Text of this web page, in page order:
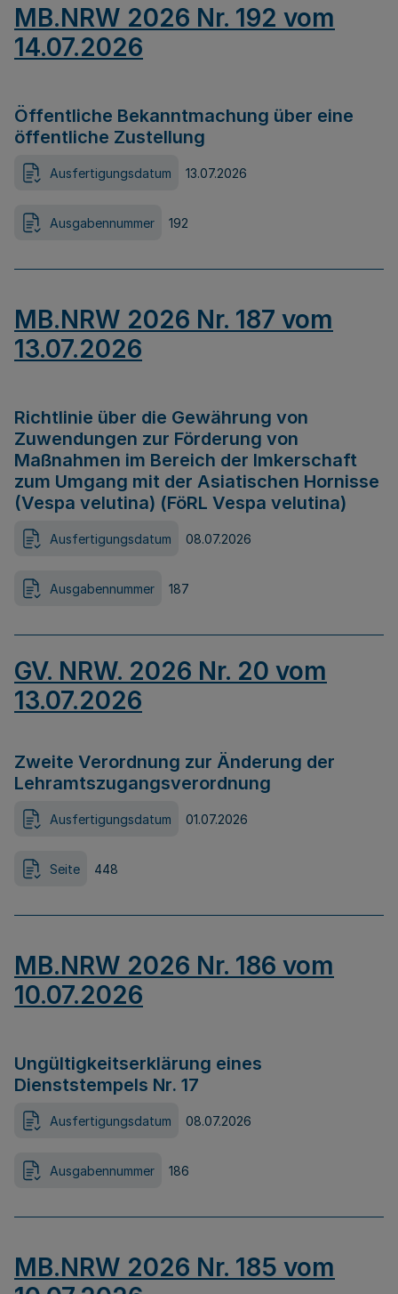
MB.NRW 2026 Nr. 192 vom
14.07.2026
Öffentliche Bekanntmachung über eine
öffentliche Zustellung
Ausfertigungsdatum 13.07.2026
Ausgabennummer 192
MB.NRW 2026 Nr. 187 vom
13.07.2026
Richtlinie über die Gewährung von
Zuwendungen zur Förderung von
Maßnahmen im Bereich der Imkerschaft
zum Umgang mit der Asiatischen Hornisse
(Vespa velutina) (FöRL Vespa velutina)
Ausfertigungsdatum 08.07.2026
Ausgabennummer 187
GV. NRW. 2026 Nr. 20 vom
13.07.2026
Zweite Verordnung zur Änderung der
Lehramtszugangsverordnung
Ausfertigungsdatum 01.07.2026
Seite 448
MB.NRW 2026 Nr. 186 vom
10.07.2026
Ungültigkeitserklärung eines
Dienststempels Nr. 17
Ausfertigungsdatum 08.07.2026
Ausgabennummer 186
MB.NRW 2026 Nr. 185 vom